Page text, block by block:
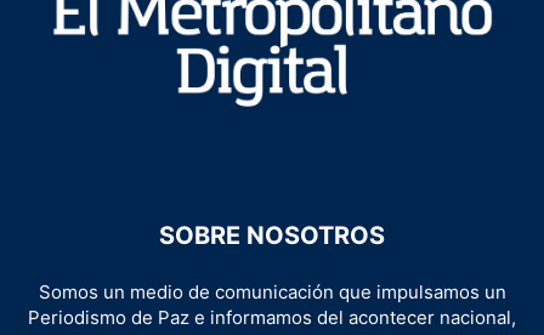
SOBRE NOSOTROS
Somos un medio de comunicación que impulsamos un
Periodismo de Paz e informamos del acontecer nacional,